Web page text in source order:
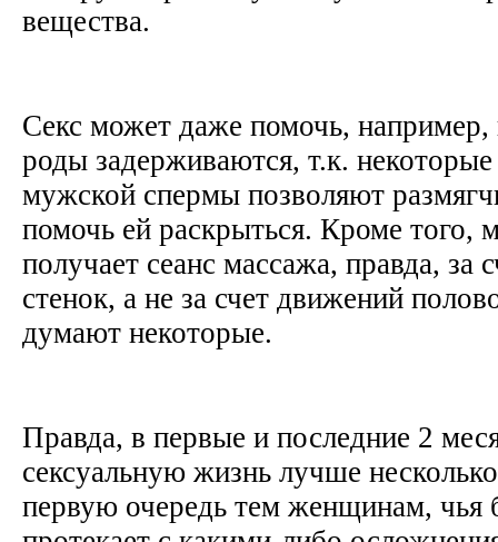
вещества.
Секс может даже помочь, например,
роды задерживаются, т.к.
мужской спермы позволяют
помочь ей раскрыться. Кроме того,
получает сеанс массажа, правда, за
стенок, а не за счет движений
думают некоторые.
Правда, в первые и последние 2
сексуальную жизнь лучше
первую очередь тем женщинам, чья